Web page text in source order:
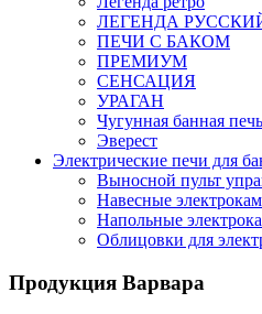
ЛЕГЕНДА
ПЕЧИ С БАКОМ
ПРЕМИУМ
СЕНСАЦИЯ
УРАГАН
Чугунная банная
Эверест
Электрические печи для
Выносной пульт
Навесные
Напольные
Облицовки для
Продукция Варвара